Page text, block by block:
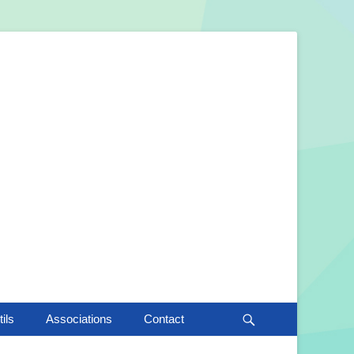
Associations Contact